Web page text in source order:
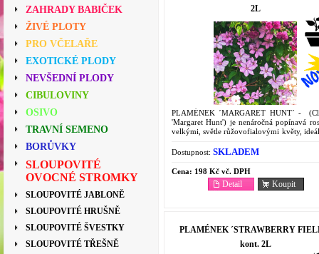
ZAHRADY BABIČEK
ŽIVÉ PLOTY
PRO VČELAŘE
EXOTICKÉ PLODY
NEVŠEDNÍ PLODY
CIBULOVINY
OSIVO
TRAVNÍ SEMENO
BORŮVKY
SLOUPOVITÉ
OVOCNÉ STROMKY
SLOUPOVITÉ JABLONĚ
SLOUPOVITÉ HRUŠNĚ
SLOUPOVITÉ ŠVESTKY
SLOUPOVITÉ TŘEŠNĚ
2L
PLAMÉNEK ´MARGARET HUNT´ -
'Margaret Hunt') je nenáročná popínavá
velkými, světle růžovofialovými květy,
Charakteristika a...
Dostupnost: SKLADEM
Cena: 198 Kč vč. DPH
Koupit
Detail
PLAMÉNEK ´STRAWBERRY
kont. 2L